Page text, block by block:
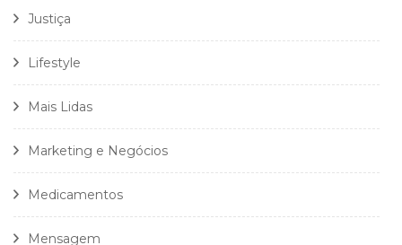
Justiça
Lifestyle
Mais Lidas
Marketing e Negócios
Medicamentos
Mensagem